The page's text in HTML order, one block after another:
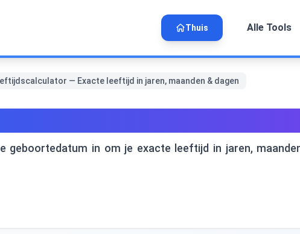
Thuis Alle Tools
— Exacte leeftijd in jaren, maanden & dagen
geboortedatum in om je exacte leeftijd in jaren,